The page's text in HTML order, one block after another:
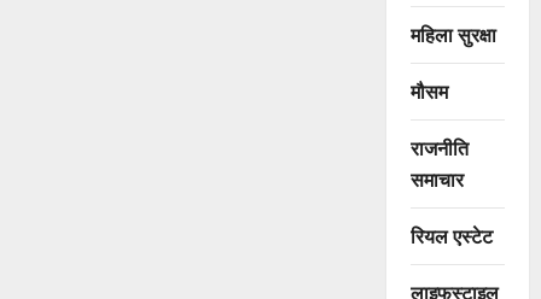
महिला सुरक्षा
मौसम
राजनीति
समाचार
रियल एस्टेट
लाइफस्टाइल